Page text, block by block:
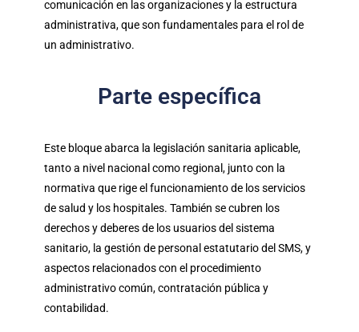
comunicación en las organizaciones y la estructura
administrativa, que son fundamentales para el rol de
un administrativo.
Parte específica
Este bloque abarca la legislación sanitaria aplicable,
tanto a nivel nacional como regional, junto con la
normativa que rige el funcionamiento de los servicios
de salud y los hospitales. También se cubren los
derechos y deberes de los usuarios del sistema
sanitario, la gestión de personal estatutario del SMS, y
aspectos relacionados con el procedimiento
administrativo común, contratación pública y
contabilidad.